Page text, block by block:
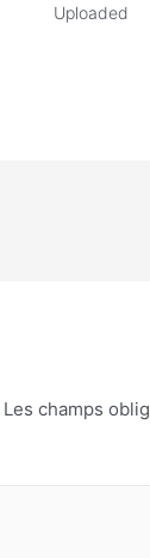
Uploaded
Les champs